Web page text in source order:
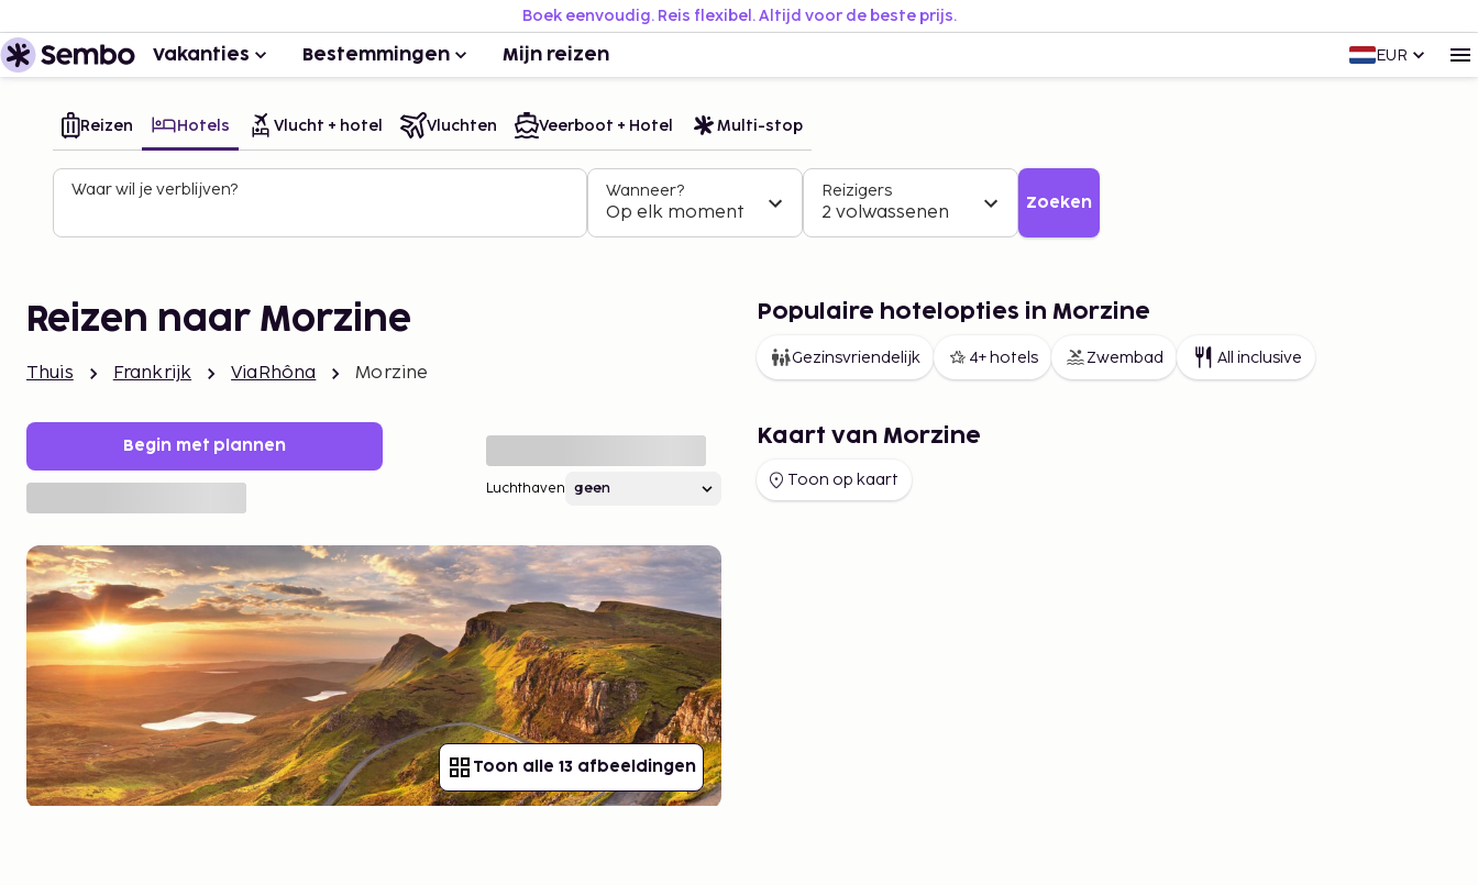
Boek eenvoudig. Reis flexibel. Altijd voor de beste prijs.
Vakanties Bestemmingen Mijn reizen EUR
Reizen Hotels Vlucht + hotel Vluchten Veerboot + Hotel Multi-stop
Waar wil je verblijven? Wanneer?
Op elk moment
Reizigers
2 volwassenen Zoeken
Reizen naar Morzine
Thuis Frankrijk ViaRhôna Morzine
Begin met plannen
Luchthaven
Toon alle 13 afbeeldingen
Populaire hotelopties in Morzine
Gezinsvriendelijk 4+ hotels Zwembad All inclusive
Kaart van Morzine
Toon op kaart